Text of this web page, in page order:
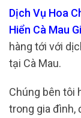
Dịch Vụ Hoa
Hiển Cà Mau
hàng tới với
tại Cà Mau.
Chúng bên tôi
trong gia đình,